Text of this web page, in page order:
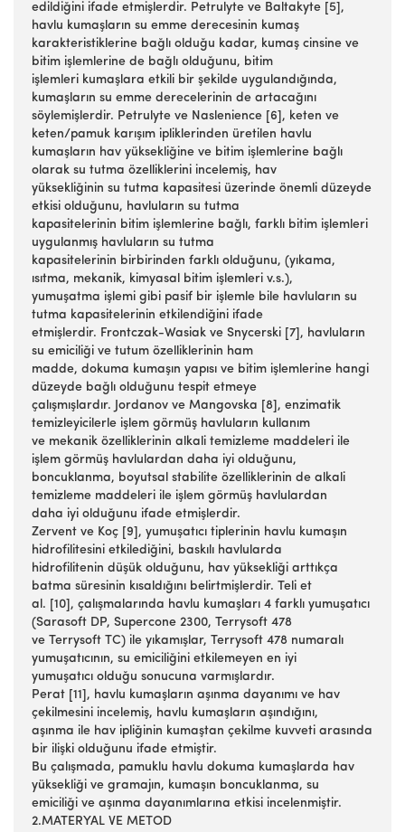
edildiğini ifade etmişlerdir. Petrulyte ve Baltakyte [5],
havlu kumaşların su emme derecesinin kumaş
karakteristiklerine bağlı olduğu kadar, kumaş cinsine ve
bitim işlemlerine de bağlı olduğunu, bitim
işlemleri kumaşlara etkili bir şekilde uygulandığında,
kumaşların su emme derecelerinin de artacağını
söylemişlerdir. Petrulyte ve Naslenience [6], keten ve
keten/pamuk karışım ipliklerinden üretilen havlu
kumaşların hav yüksekliğine ve bitim işlemlerine bağlı
olarak su tutma özelliklerini incelemiş, hav
yüksekliğinin su tutma kapasitesi üzerinde önemli düzeyde
etkisi olduğunu, havluların su tutma
kapasitelerinin bitim işlemlerine bağlı, farklı bitim işlemleri
uygulanmış havluların su tutma
kapasitelerinin birbirinden farklı olduğunu, (yıkama,
ısıtma, mekanik, kimyasal bitim işlemleri v.s.),
yumuşatma işlemi gibi pasif bir işlemle bile havluların su
tutma kapasitelerinin etkilendiğini ifade
etmişlerdir. Frontczak-Wasiak ve Snycerski [7], havluların
su emiciliği ve tutum özelliklerinin ham
madde, dokuma kumaşın yapısı ve bitim işlemlerine hangi
düzeyde bağlı olduğunu tespit etmeye
çalışmışlardır. Jordanov ve Mangovska [8], enzimatik
temizleyicilerle işlem görmüş havluların kullanım
ve mekanik özelliklerinin alkali temizleme maddeleri ile
işlem görmüş havlulardan daha iyi olduğunu,
boncuklanma, boyutsal stabilite özelliklerinin de alkali
temizleme maddeleri ile işlem görmüş havlulardan
daha iyi olduğunu ifade etmişlerdir.
Zervent ve Koç [9], yumuşatıcı tiplerinin havlu kumaşın
hidrofilitesini etkilediğini, baskılı havlularda
hidrofilitenin düşük olduğunu, hav yüksekliği arttıkça
batma süresinin kısaldığını belirtmişlerdir. Teli et
al. [10], çalışmalarında havlu kumaşları 4 farklı yumuşatıcı
(Sarasoft DP, Supercone 2300, Terrysoft 478
ve Terrysoft TC) ile yıkamışlar, Terrysoft 478 numaralı
yumuşatıcının, su emiciliğini etkilemeyen en iyi
yumuşatıcı olduğu sonucuna varmışlardır.
Perat [11], havlu kumaşların aşınma dayanımı ve hav
çekilmesini incelemiş, havlu kumaşların aşındığını,
aşınma ile hav ipliğinin kumaştan çekilme kuvveti arasında
bir ilişki olduğunu ifade etmiştir.
Bu çalışmada, pamuklu havlu dokuma kumaşlarda hav
yüksekliği ve gramajın, kumaşın boncuklanma, su
emiciliği ve aşınma dayanımlarına etkisi incelenmiştir.
2.MATERYAL VE METOD